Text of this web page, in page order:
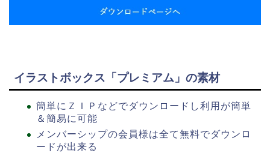
イラストボックス「プレミアム」の素材
簡単にＺＩＰなどでダウンロードし利用が簡単
＆簡易に可能
メンバーシップの会員様は全て無料でダウンロ
ードが出来る